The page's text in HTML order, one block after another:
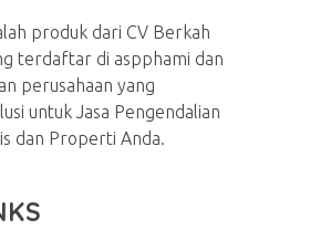
produk dari CV Berkah
terdaftar di aspphami dan
perusahaan yang
untuk Jasa Pengendalian
dan Properti Anda.